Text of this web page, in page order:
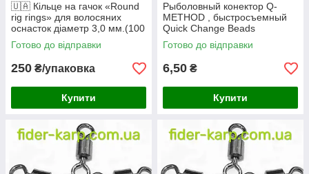
🇺🇦 Кільце на гачок «Round
rig rings» для волосяних
оснасток діаметр 3,0 мм.(100
штук в упаковке) 🇺🇦
Готово до відправки
250 ₴/упаковка
Купити
Рыболовный конектор Q-
METHOD , быстросъемный
Quick Change Beads
Готово до відправки
6,50 ₴
Купити